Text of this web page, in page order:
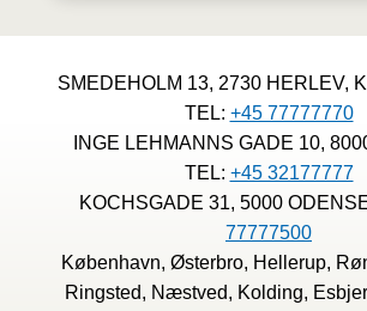
54%
SKAT
PÅ
GEVINST
27%
LIGNINGSFRADRAG
PÅ
TAB
SMEDEHOLM 13, 2730 HERLEV,
TEL: +45 77777770
INGE LEHMANNS GADE 10,
TEL: +45 32177777
KOCHSGADE 31, 5000
77777500
København, Østerbro, Hellerup,
Ringsted, Næstved, Kolding,